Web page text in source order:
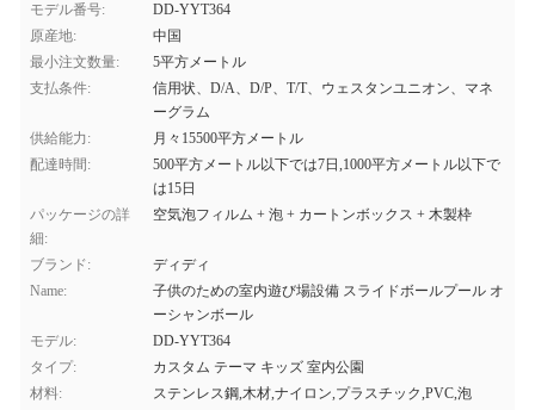
モデル番号:
DD-YYT364
原産地:
中国
最小注文数量:
5平方メートル
支払条件:
信用状、D/A、D/P、T/T、ウェスタンユニオン、マネ
ーグラム
供給能力:
月々15500平方メートル
配達時間:
500平方メートル以下では7日,1000平方メートル以下で
は15日
パッケージの詳
細:
空気泡フィルム + 泡 + カートンボックス + 木製枠
ブランド:
ディディ
Name:
子供のための室内遊び場設備 スライドボールプール オ
ーシャンボール
モデル:
DD-YYT364
タイプ:
カスタム テーマ キッズ 室内公園
材料:
ステンレス鋼,木材,ナイロン,プラスチック,PVC,泡